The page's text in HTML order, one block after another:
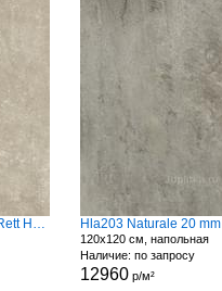
Hla201 Beige 20 mm Spess Rett Hard Hla203 Naturale 20 mm
120x120 см, напольная
Наличие: по запросу
12960р/м²